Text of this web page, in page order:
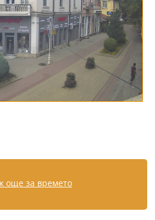
още за времето